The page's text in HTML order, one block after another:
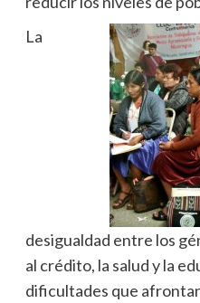
La
desigualdad entre los
al crédito, la salud y la
dificultades que